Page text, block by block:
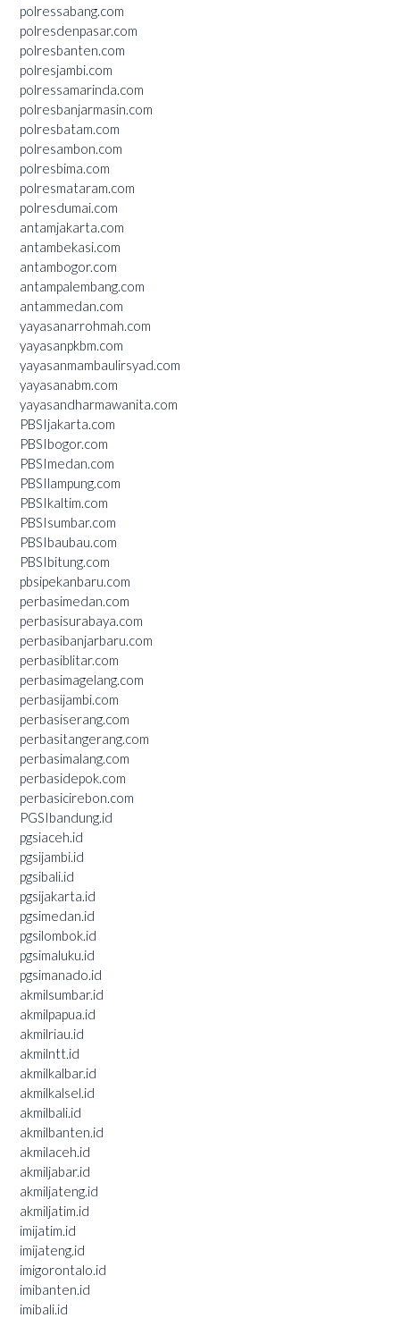
polressabang.com
polresdenpasar.com
polresbanten.com
polresjambi.com
polressamarinda.com
polresbanjarmasin.com
polresbatam.com
polresambon.com
polresbima.com
polresmataram.com
polresdumai.com
antamjakarta.com
antambekasi.com
antambogor.com
antampalembang.com
antammedan.com
yayasanarrohmah.com
yayasanpkbm.com
yayasanmambaulirsyad.com
yayasanabm.com
yayasandharmawanita.com
PBSIjakarta.com
PBSIbogor.com
PBSImedan.com
PBSIlampung.com
PBSIkaltim.com
PBSIsumbar.com
PBSIbaubau.com
PBSIbitung.com
pbsipekanbaru.com
perbasimedan.com
perbasisurabaya.com
perbasibanjarbaru.com
perbasiblitar.com
perbasimagelang.com
perbasijambi.com
perbasiserang.com
perbasitangerang.com
perbasimalang.com
perbasidepok.com
perbasicirebon.com
PGSIbandung.id
pgsiaceh.id
pgsijambi.id
pgsibali.id
pgsijakarta.id
pgsimedan.id
pgsilombok.id
pgsimaluku.id
pgsimanado.id
akmilsumbar.id
akmilpapua.id
akmilriau.id
akmilntt.id
akmilkalbar.id
akmilkalsel.id
akmilbali.id
akmilbanten.id
akmilaceh.id
akmiljabar.id
akmiljateng.id
akmiljatim.id
imijatim.id
imijateng.id
imigorontalo.id
imibanten.id
imibali.id